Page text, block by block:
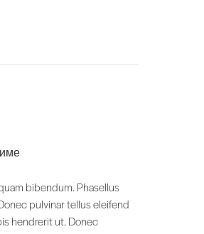
bibendum. Phasellus
pulvinar tellus eleifend
hendrerit ut. Donec